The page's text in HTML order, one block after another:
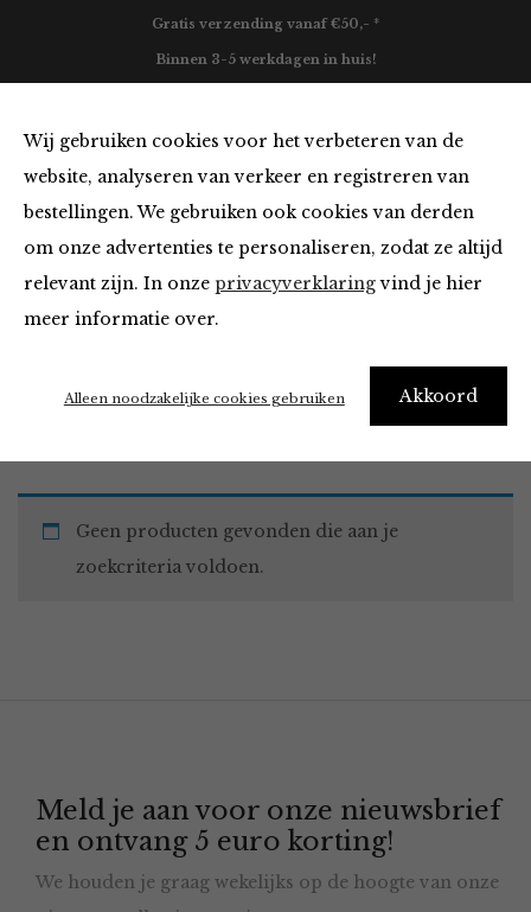
Wij gebruiken cookies voor het verbeteren van de
website, analyseren van verkeer en registreren van
bestellingen. We gebruiken ook cookies van derden
om onze advertenties te personaliseren, zodat ze altijd
relevant zijn. In onze privacyverklaringvind je hier
meer informatie over.
Akkoord
Alleen noodzakelijke cookies gebruiken
Gratis verzending vanaf €50,- *
Binnen 3-5 werkdagen in huis!
Vesten en Truien
Home Winkel Kleding Vesten en Truien
Geen producten gevonden die aan je
zoekcriteria voldoen.
Meld je aan voor onze nieuwsbrief
en ontvang 5 euro korting!
We houden je graag wekelijks op de hoogte van onze